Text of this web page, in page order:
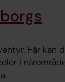
Här kan
i